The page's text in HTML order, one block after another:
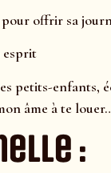
offrir sa
esprit
petits-
âme à te
: